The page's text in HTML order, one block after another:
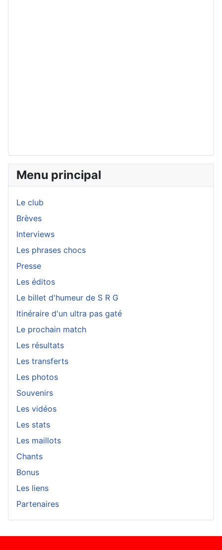
Menu principal
Le club
Brèves
Interviews
Les phrases chocs
Presse
Les éditos
Le billet d'humeur de S R G
Itinéraire d'un ultra pas gaté
Le prochain match
Les résultats
Les transferts
Les photos
Souvenirs
Les vidéos
Les stats
Les maillots
Chants
Bonus
Les liens
Partenaires